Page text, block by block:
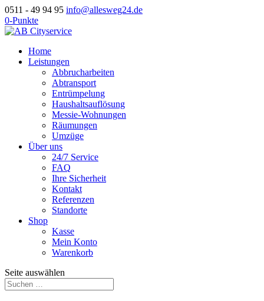
0511 - 49 94 95 info@allesweg24.de
0-Punkte
Home
Leistungen
Abbrucharbeiten
Abtransport
Entrümpelung
Haushaltsauflösung
Messie-Wohnungen
Räumungen
Umzüge
Über uns
24/7 Service
FAQ
Ihre Sicherheit
Kontakt
Referenzen
Standorte
Shop
Kasse
Mein Konto
Warenkorb
Seite auswählen